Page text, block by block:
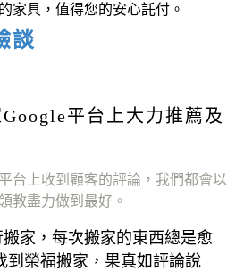
家具 ，值得您的安心託付 。
談
平台上大力推薦及
台上收到顧客的評論 ，我們都會以
教盡力做到最好 。
家，每次搬家的東西總是愈
到榮福搬家，果真如評論說